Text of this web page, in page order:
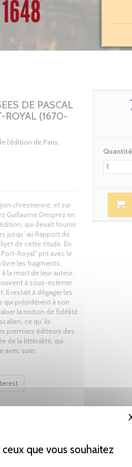
que vous souhaitez
DE PASCAL
ROYAL (1670-
l'édition de Paris,
chrestienne, et sur
Guillaume Desprez en
qui devait fournir
jusqu`au Rapport de
de cette étude. En
Royal" prit avec le
les fragments
la mort de leur auteur,
à sous-estimer
Il restait à dégager les
qui présidèrent à son
la notion de fidélité
ce qu`ils
premiers éditeurs des
de la littéralité, qui
avec soin.